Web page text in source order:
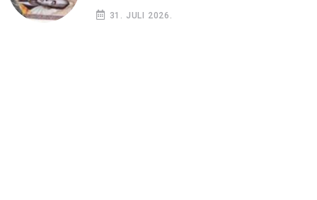
31. JULI 2026.